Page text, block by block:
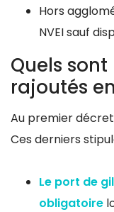
Hors
NVEI sauf
Quels
rajoutés
Au premier
Ces derniers
Le port de
obligatoire